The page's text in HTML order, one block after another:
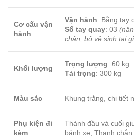
Cơ cấu vận
hành
Vận hành: Bằng tay
Số tay quay: 03
chân, bô vệ sinh tại
Khối lượng
Trọng lượng: 60 kg
Tải trọng: 300 kg
Màu sắc Khung trắng, chi tiết
Phụ kiện đi
kèm
Thành đầu và cuối
bánh xe; Thanh